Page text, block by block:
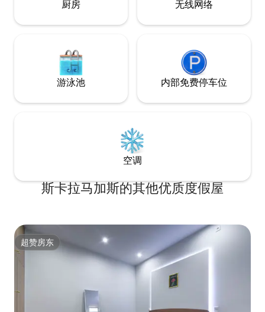
厨房 无线网络
游泳池 内部免费停车位
空调
斯卡拉马加斯的其他优质度假屋
超赞房东
超赞房东